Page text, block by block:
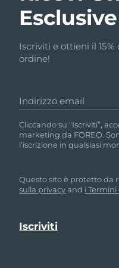
Esclusive
Iscriviti e ottieni il
ordine!
Indirizzo email
Cliccando su “Iscriviti”,
marketing da FOREO.
l’iscrizione in qualsiasi
Questo sito è protetto da
sulla privacyand i Termini